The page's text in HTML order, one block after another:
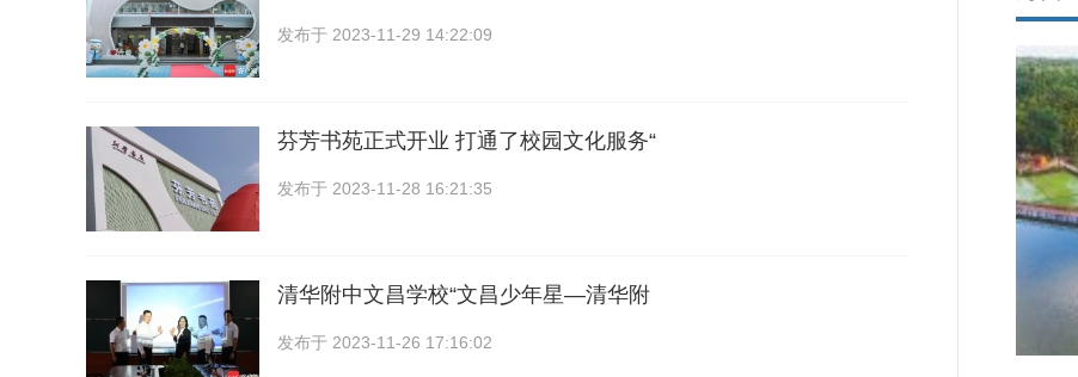
发布于 2023-11-29 14:22:09
芬芳书苑正式开业 打通了校园文化服务“
发布于 2023-11-28 16:21:35
清华附中文昌学校“文昌少年星—清华附
发布于 2023-11-26 17:16:02